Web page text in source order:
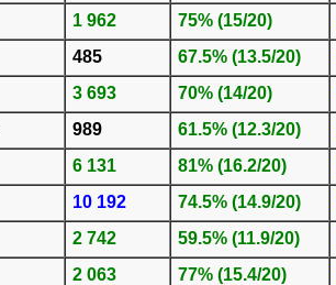
1 962 75% (15/20)
485 67.5% (13.5/20)
3 693 70% (14/20)
989 61.5% (12.3/20)
6 131 81% (16.2/20)
10 192 74.5% (14.9/20)
2 742 59.5% (11.9/20)
2 063 77% (15.4/20)